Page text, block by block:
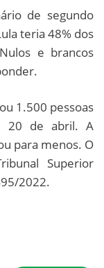
de segundo
teria 48% dos
e brancos
1.500 pessoas
20 de abril. A
para menos. O
Superior
2022.